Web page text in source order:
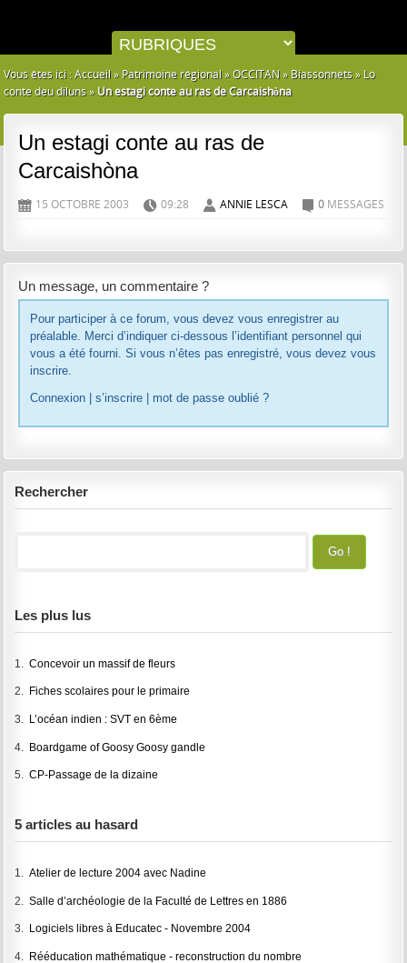
Vous êtes ici :Accueil » Patrimoine régional »OCCITAN » Biassonnets » Lo
conte deu diluns » Un estagi conte au ras de Carcaishòna
Un estagi conte au ras de
Carcaishòna
D 15 OCTOBRE 2003 H 09:28 A ANNIE LESCA 0 MESSAGES
Un message, un commentaire ?
Pour participer à ce forum, vous devez vous enregistrer au
préalable. Merci d’indiquer ci-dessous l’identifiant personnel qui
vous a été fourni. Si vous n’êtes pas enregistré, vous devez vous
inscrire.
Connexion
s’inscrire mot de passe oublié ?
Rechercher
Les plus lus
1.Concevoir un massif de fleurs
2. Fiches scolaires pour le primaire
3. L’océan indien : SVT en 6ème
4. Boardgame of Goosy Goosy gandle
5.CP-Passage de la dizaine
5 articles au hasard
1.Atelier de lecture 2004 avec Nadine
2.Salle d’archéologie de la Faculté de Lettres en 1886
3. Logiciels libres à Educatec - Novembre 2004
4. Rééducation mathématique - reconstruction du nombre